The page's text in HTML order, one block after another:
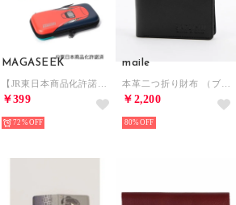
MAGASEEK
￥399
72%
maile
￥2,200
80%